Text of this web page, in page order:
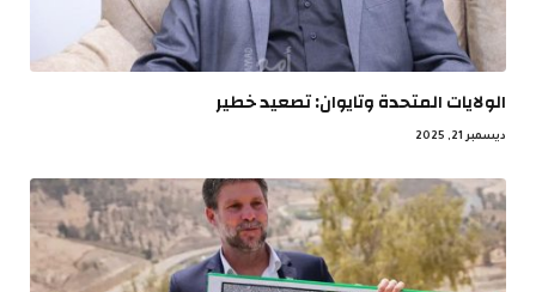
الولايات المتحدة وتايوان: تصعيد خطير
ديسمبر 21, 2025